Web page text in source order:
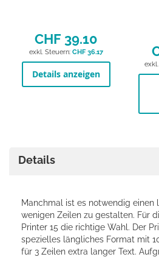
CHF 39.10
CHF 36.17
Details anzeigen
Details
Manchmal ist es notwendig einen
wenigen Zeilen zu gestalten. Für
Printer 15 die richtige Wahl. Der
spezielles längliches Format mit
für 3 Zeilen extra langer Text.